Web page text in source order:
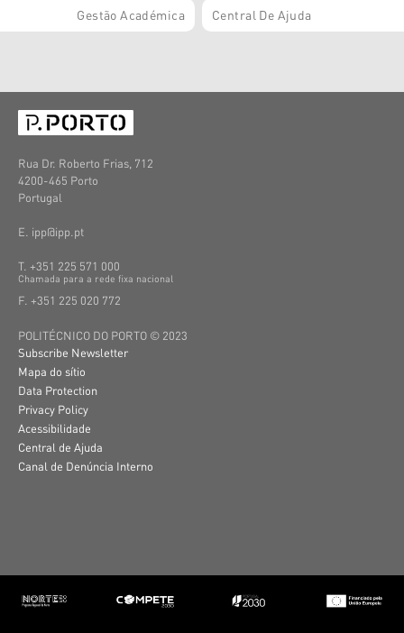
Gestão Académica Central De Ajuda
Rua Dr. Roberto Frias, 712
4200-465 Porto
Portugal
E. ipp@ipp.pt
T. +351 225 571 000
Chamada para a rede fixa nacional
F. +351 225 020 772
POLITÉCNICO DO PORTO © 2023
Subscribe Newsletter
Mapa do sítio
Data Protection
Privacy Policy
Acessibilidade
Central de Ajuda
Canal de Denúncia Interno